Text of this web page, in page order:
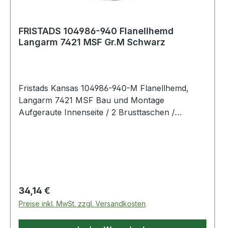
FRISTADS 104986-940 Flanellhemd
Langarm 7421 MSF Gr.M Schwarz
Fristads Kansas 104986-940-M Flanellhemd,
Langarm 7421 MSF Bau und Montage
Aufgeraute Innenseite / 2 Brusttaschen /
Regulärer Preis:
34,14 €
Preise inkl. MwSt. zzgl. Versandkosten